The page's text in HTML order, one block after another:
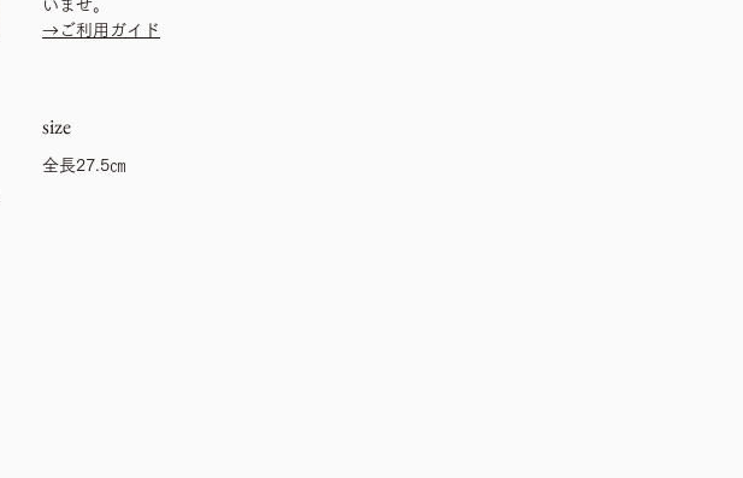
いませ。
→ご利用ガイド
size
全長27.5㎝